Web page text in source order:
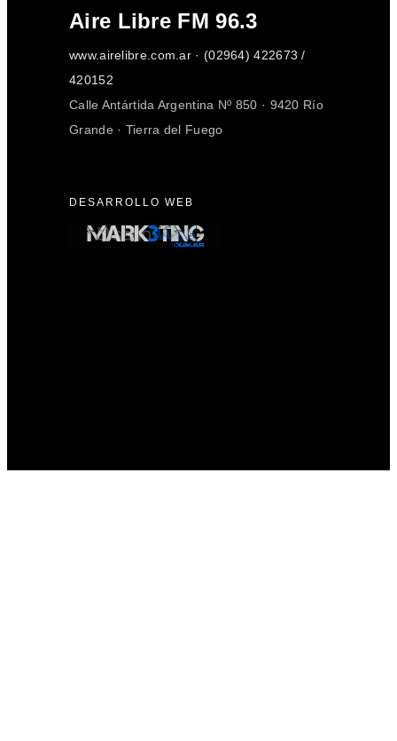
Aire Libre FM 96.3
www.airelibre.com.ar · (02964) 422673 /
420152
Calle Antártida Argentina Nº 850 · 9420 Río
Grande · Tierra del Fuego
DESARROLLO WEB